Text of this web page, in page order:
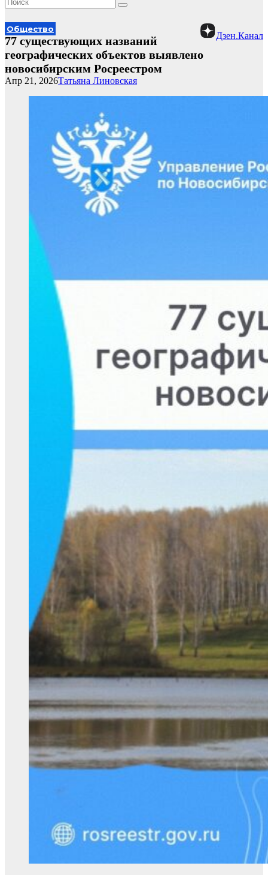
Общество
Дзен.Канал
77 существующих названий
географических объектов выявлено
новосибирским Росреестром
Татьяна Линовская
Апр 21, 2026